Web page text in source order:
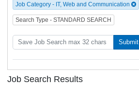
Job Category - IT, Web and Communication
Search Type - STANDARD SEARCH
Submit
Job Search Results